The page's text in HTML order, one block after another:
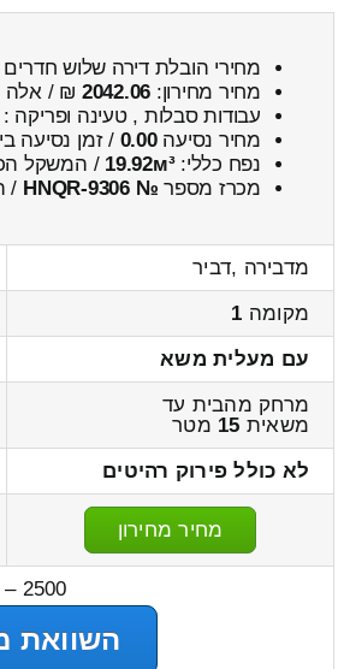
מחירי הובלת דירה שלוש
מחיר מחירון: 2042.06 ₪ / אלה
עבודות סבלות , טעינה ופריקה :
מחיר נסיעה0.00 / זמן נסיעה
נפח כללי:19.92м³ / המשקל
מכרז מספר № HNQR-9306
/
מדבירה ,דביר
מקומה 1
עם מעלית משא
מרחק מהבית עד
משאית 15 מטר
לא כולל פירוק רהיטים
מחיר מחירון
2500 – 1900 ₪
השוואת